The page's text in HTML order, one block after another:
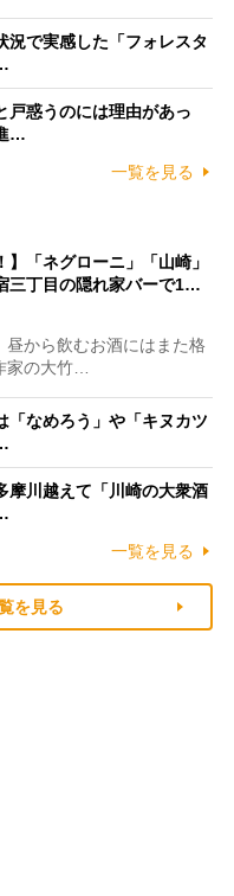
況で実感した「フォレスタ
戸惑うのには理由があっ
…
一覧を見る
】「ネグローニ」「山崎」
三丁目の隠れ家バーで1…
から飲むお酒にはまた格
家の大竹…
「なめろう」や「キヌカツ
摩川越えて「川崎の大衆酒
一覧を見る
を見る